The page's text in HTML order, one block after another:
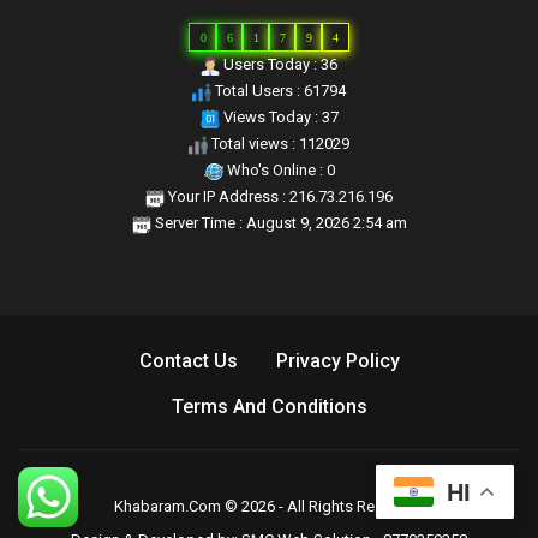
0 6 1 7 9 4
Users Today : 36
Total Users : 61794
Views Today : 37
Total views : 112029
Who's Online : 0
Your IP Address : 216.73.216.196
Server Time : August 9, 2026 2:54 am
Contact Us
Privacy Policy
Terms And Conditions
Khabaram.Com © 2026 - All Rights Reserved.
HI